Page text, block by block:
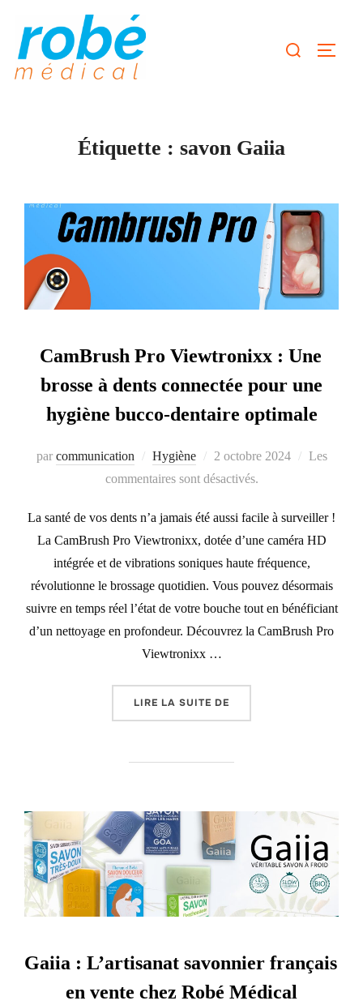
contenu
Rechercher :
Étiquette : savon Gaiia
CamBrush Pro Viewtronixx : Une
brosse à dents connectée pour une
hygiène bucco-dentaire optimale
par communication Hygiène
Publié
le
2 octobre 2024
Les
commentaires sont désactivés.
La santé de vos dents n’a jamais été aussi facile à surveiller !
La CamBrush Pro Viewtronixx, dotée d’une caméra HD
intégrée et de vibrations soniques haute fréquence,
révolutionne le brossage quotidien. Vous pouvez désormais
suivre en temps réel l’état de votre bouche tout en bénéficiant
d’un nettoyage en profondeur. Découvrez la CamBrush Pro
Viewtronixx …
LIRE LA SUITE DE
Gaiia : L’artisanat savonnier français
en vente chez Robé Médical